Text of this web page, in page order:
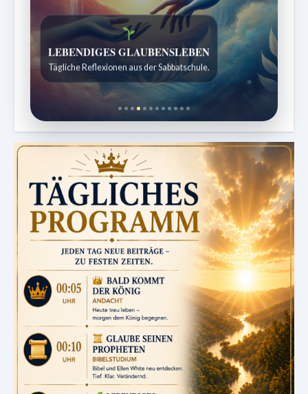
Bibelgeschichten zum Staunen
Kindergeschichten für 7 bis 12 Jahre.